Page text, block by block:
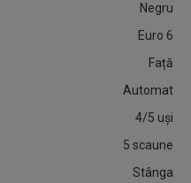
Negru
Euro 6
Față
Automat
4/5 uși
5 scaune
Stânga